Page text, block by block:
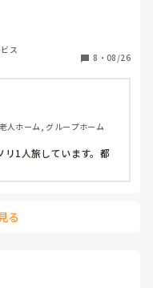
ス
8 ・ 08/26
人ホーム, グループホーム
リ1人旅しています。都
る